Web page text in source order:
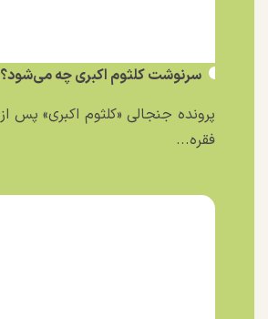
سرنوشت کلثوم اکبری چه می‌شود؟
فقره...